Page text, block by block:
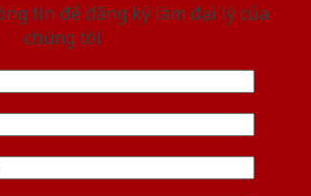
tin để đăng ký làm đại lý của
chúng tôi